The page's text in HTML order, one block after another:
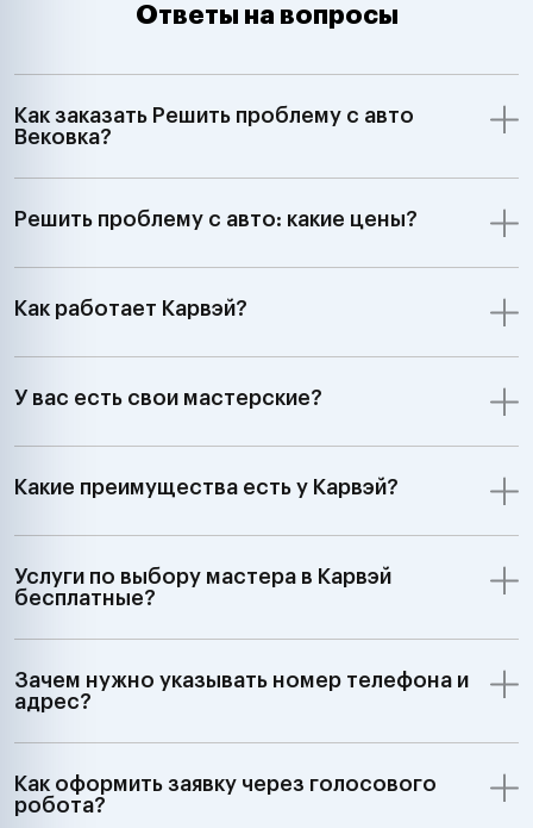
Ответы на вопросы
Как заказать Решить проблему с авто
Вековка?
Решить проблему с авто: какие цены?
Как работает Карвэй?
У вас есть свои мастерские?
Какие преимущества есть у Карвэй?
Услуги по выбору мастера в Карвэй
бесплатные?
Зачем нужно указывать номер телефона и
адрес?
Как оформить заявку через голосового
робота?